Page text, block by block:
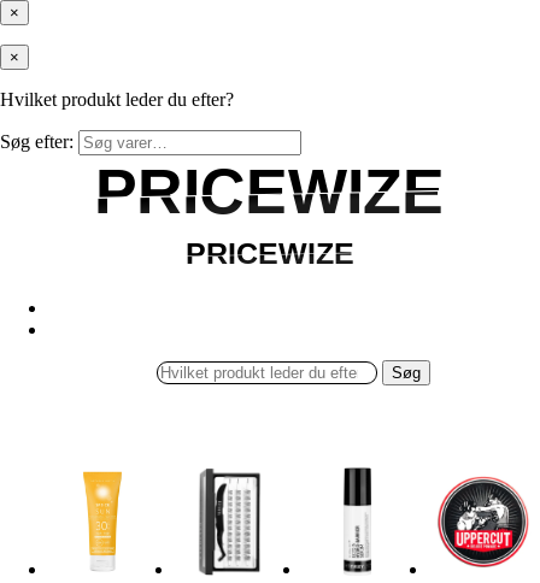
×
×
Hvilket produkt leder du efter?
Søg efter:
PRICEWIZE
PRICEWIZE
PRICEWIZE
PRICEWIZE
Søg